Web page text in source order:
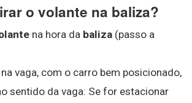
o volante na baliza?
na hora da baliza (passo a
vaga, com o carro bem posicionado,
sentido da vaga: Se for estacionar